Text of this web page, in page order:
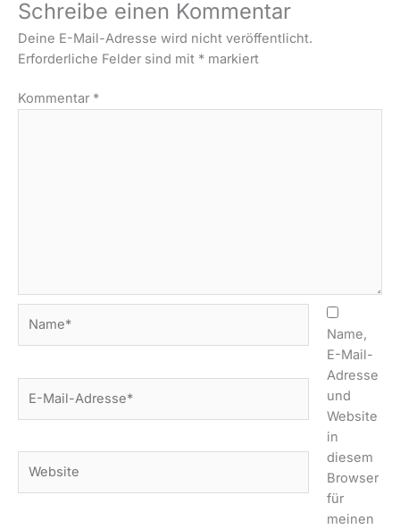
Schreibe einen Kommentar
Deine E-Mail-Adresse wird nicht veröffentlicht.
Erforderliche Felder sind mit * markiert
Kommentar *
Mail-
Name,
E-Mail-
Adresse
und
Website
in
diesem
Browser
für
meinen